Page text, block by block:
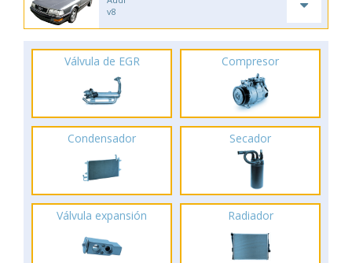
v8
Válvula de EGR Compresor
Condensador Secador
Válvula expansión Radiador